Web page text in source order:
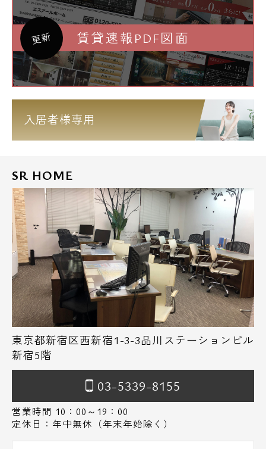
更新 賃貸速報PDF図面
入居者様専用
SR HOME
東京都新宿区西新宿1-3-3品川ステーションビル
新宿5階
03-5339-8155
営業時間 10：00～19：00
定休日：年中無休（年末年始除く）